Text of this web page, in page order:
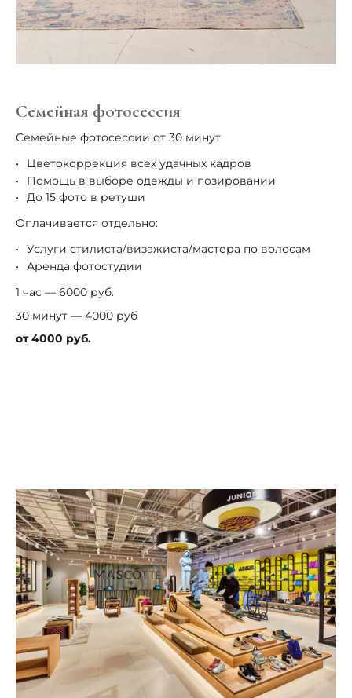
Семейная фотосессия
Семейные фотосессии от 30 минут
Цветокоррекция всех удачных кадров
Помощь в выборе одежды и позировании
До 15 фото в ретуши
Оплачивается отдельно:
Услуги стилиста/визажиста/мастера по волосам
Аренда фотостудии
1 час — 6000 руб.
30 минут — 4000 руб
от 4000 руб.